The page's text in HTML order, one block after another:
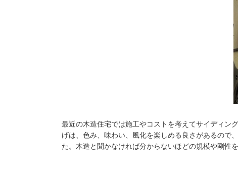
最近の木造住宅では施工やコストを考えてサイディン
げは、色み、味わい、風化を楽しめる良さがあるので
た。木造と聞かなければ分からないほどの規模や剛性